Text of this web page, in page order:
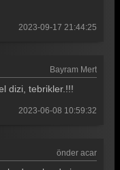
2023-09-17 21:44:25
Bayram Mert
dizi, tebrikler.!!!
2023-06-08 10:59:32
önder acar